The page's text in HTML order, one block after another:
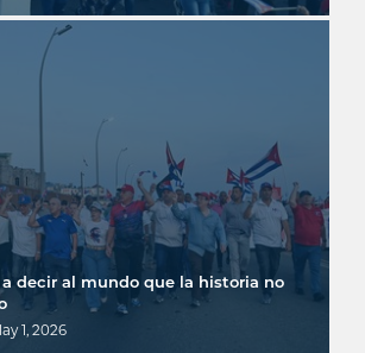
decir al mundo que la historia no
1, 2026